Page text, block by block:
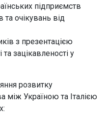
підприємств
та очікувань від
з презентацією
та зацікавленості у
розвитку
між Україною та Італією